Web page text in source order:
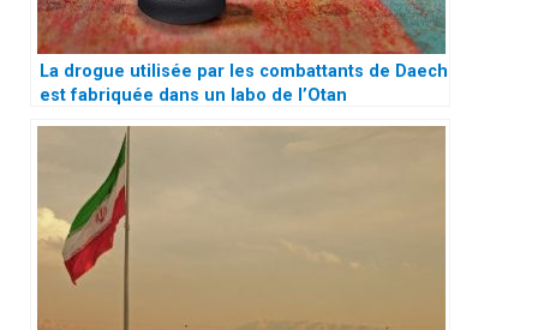
La drogue utilisée par les combattants de Daech
est fabriquée dans un labo de l’Otan